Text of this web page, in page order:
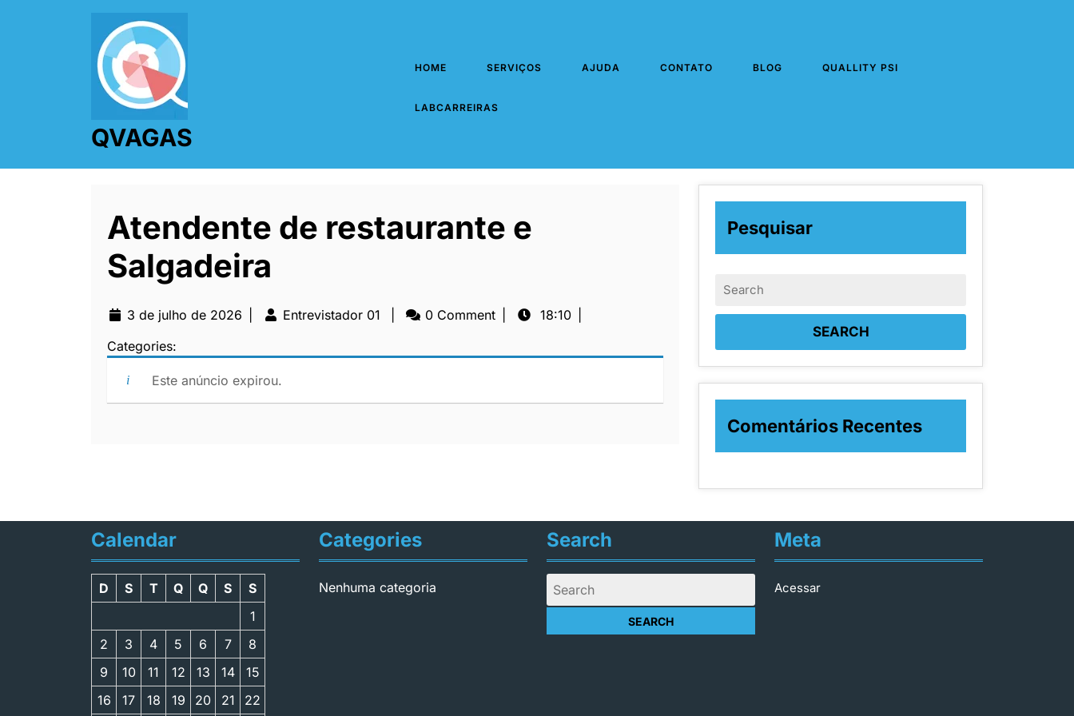
QVAGAS
HOME SERVIÇOS AJUDA CONTATO BLOG QUALLITY PSI
LABCARREIRAS
Atendente de restaurante e
Salgadeira
3 de julho de 2026 Entrevistador 01 0 Comment 18:10
Categories:
Este anúncio expirou.
Pesquisar
Comentários Recentes
Calendar
D S T Q Q S
S
1
2
3 4 5 6 7
8
9
10 11 12 13 14
15
16
17 18 19 20 21 22
Categories
Nenhuma categoria
Search Meta
Acessar